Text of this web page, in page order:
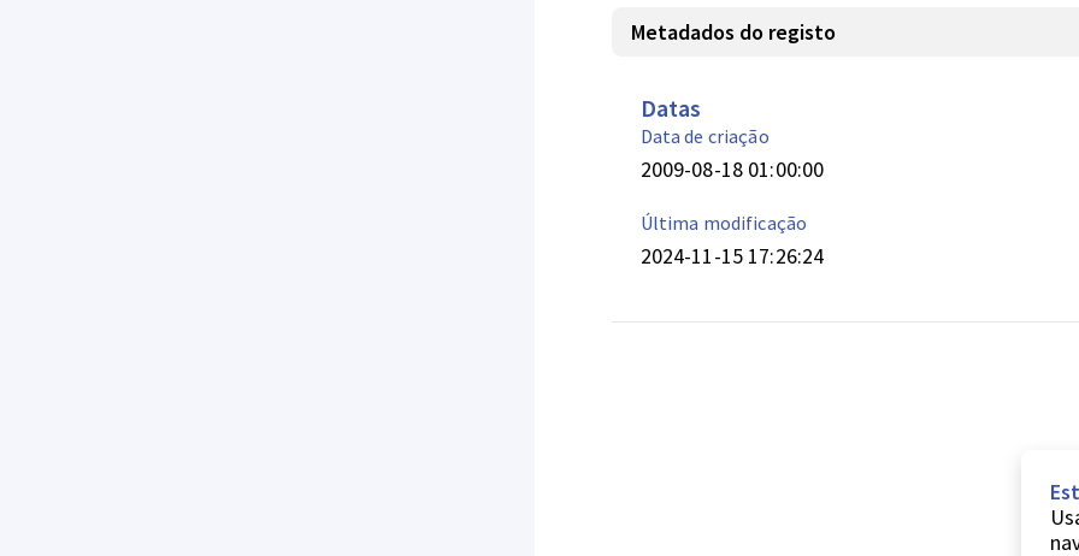
Metadados do registo
Datas
Data de criação
2009-08-18 01:00:00
Última modificação
2024-11-15 17:26:24